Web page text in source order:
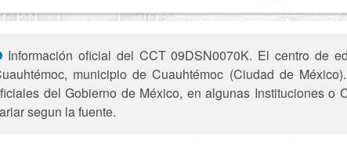
Información oficial del CCT 09DSN0070K. El centro de
municipio de Cuauhtémoc (Ciudad de
del Gobierno de México, en algunas Instituciones
segun la fuente.